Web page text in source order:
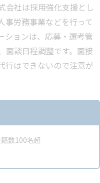
会社は採用強化支援とし
事労務事業などを行って
ションは、応募・選考管
面談日程調整です。面接
行はできないので注意が
数100名超